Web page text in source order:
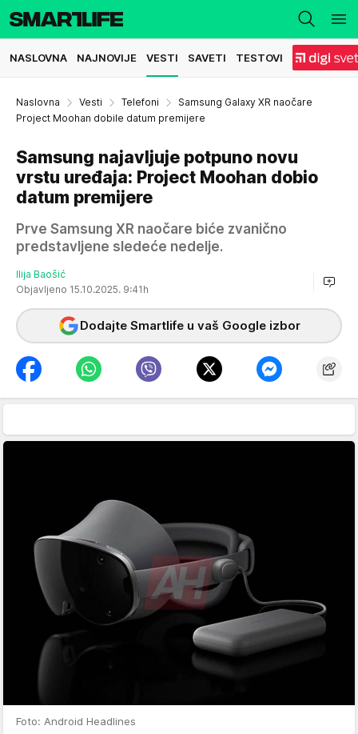
NASLOVNA NAJNOVIJE VESTI SAVETI TESTOVI
Naslovna Vesti Telefoni
Samsung Galaxy XR naočare
Project Moohan dobile datum premijere
Samsung najavljuje potpuno novu
vrstu uređaja: Project Moohan dobio
datum premijere
Prve Samsung XR naočare biće zvanično
predstavljene sledeće nedelje.
Ilija Baošić
Objavljeno 15.10.2025. 9:41h
Dodajte Smartlife u vaš Google izbor
Foto: Android Headlines